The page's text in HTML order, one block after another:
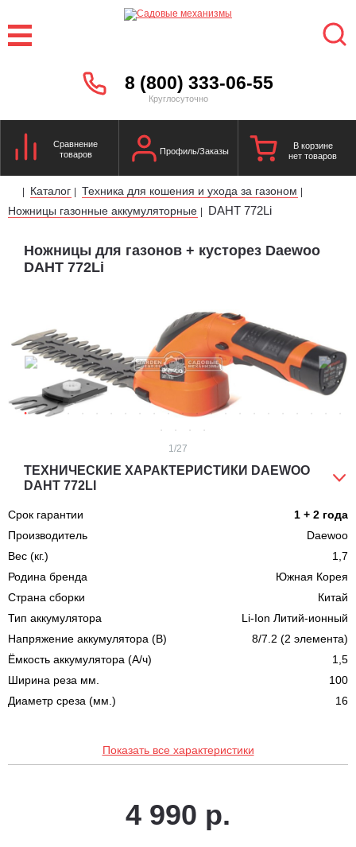
8 (800) 333-06-55
Круглосуточно
Сравнение
товаров
Профиль/Заказы
В корзине
нет товаров
| Каталог | Техника для кошения и ухода за газоном |
Ножницы газонные аккумуляторные | DAHT 772Li
Ножницы для газонов + кусторез Daewoo
DAHT 772Li
1/27
ТЕХНИЧЕСКИЕ ХАРАКТЕРИСТИКИ DAEWOO
DAHT 772LI
Срок гарантии
1 + 2 года
Производитель
Daewoo
Вес (кг.)
1,7
Родина бренда
Южная Корея
Страна сборки
Китай
Тип аккумулятора
Li-Ion Литий-ионный
Напряжение аккумулятора (В)
8/7.2 (2 элемента)
Ёмкость аккумулятора (А/ч)
1,5
Ширина реза мм.
100
Диаметр среза (мм.)
16
Показать все характеристики
4 990 р.